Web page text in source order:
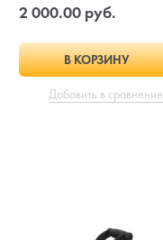
2 000.00 руб.
В КОРЗИНУ
Добавить в сравнение